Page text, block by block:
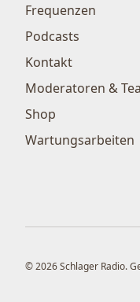
Frequenzen
Podcasts
Kontakt
Moderatoren &
Shop
Wartungsarbeiten
© 2026 Schlager Radio.